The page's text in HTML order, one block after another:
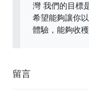
灣 我們的目標
希望能夠讓你
體驗，能夠收
留言